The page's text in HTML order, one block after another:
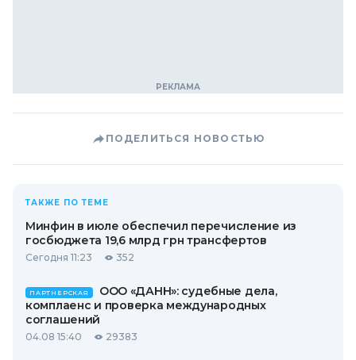
ПОДЕЛИТЬСЯ НОВОСТЬЮ
ТАКЖЕ ПО ТЕМЕ
Минфин в июле обеспечил перечисление из
госбюджета 19,6 млрд грн трансфертов
Сегодня 11:23 352
ПАРТНЕРСКАЯ
ООО «ДАНН»: судебные дела,
комплаенс и проверка международных
соглашений
04.08 15:40 29383